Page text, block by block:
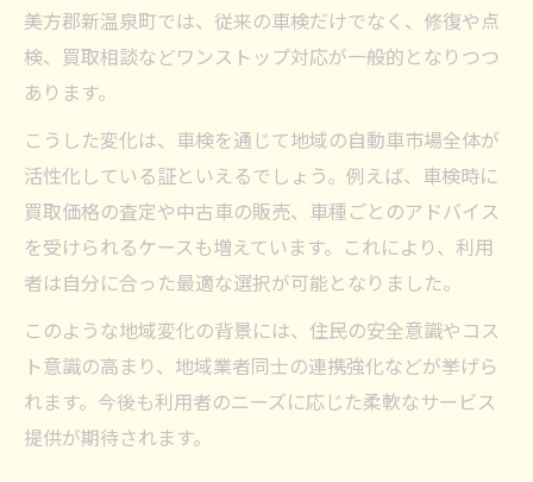
美方郡新温泉町では、従来の車検だけでなく、修復や点
検、買取相談などワンストップ対応が一般的となりつつ
あります。
こうした変化は、車検を通じて地域の自動車市場全体が
活性化している証といえるでしょう。例えば、車検時に
買取価格の査定や中古車の販売、車種ごとのアドバイス
を受けられるケースも増えています。これにより、利用
者は自分に合った最適な選択が可能となりました。
このような地域変化の背景には、住民の安全意識やコス
ト意識の高まり、地域業者同士の連携強化などが挙げら
れます。今後も利用者のニーズに応じた柔軟なサービス
提供が期待されます。